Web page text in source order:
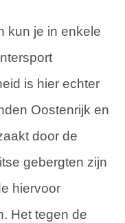
kun je in enkele
is hier echter
Oostenrijk en
door de
gebergten zijn
hiervoor
Het tegen de